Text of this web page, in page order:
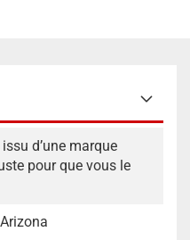
d’une marque
pour que vous le